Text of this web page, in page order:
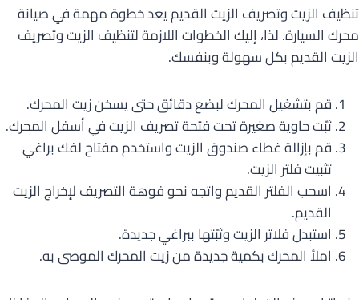
تنظيف الزيت وتصريف الزيت القديم يعد خطوة مهمة في صيانة
محرك السيارة. لذا، إليك الخطوات اللازمة لتنظيف الزيت وتصريف
الزيت القديم بكل سهولة وبنفسك.
قم بتشغيل المحرك لبضع دقائق حتى يسخن زيت المحرك.
ثبّت حاوية صغيرة تحت فتحة تصريف الزيت في أسفل المحرك.
قم بإزالة غطاء صندوق الزيت واستخدم مفتاح لفك براغي
تثبيت فلتر الزيت.
اسحب الفلتر القديم واتجه نحو فوهة التصريف لإخراج الزيت
القديم.
استبدل فلاتر الزيت وثبّتها ببراغي جديدة.
املأ المحرك بكمية جديدة من زيت المحرك الموصى به.